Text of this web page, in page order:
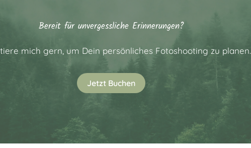
Bereit für unvergessliche Erinnerungen?
mich gern, um Dein persönliches Fotoshooting zu planen.
Jetzt Buchen